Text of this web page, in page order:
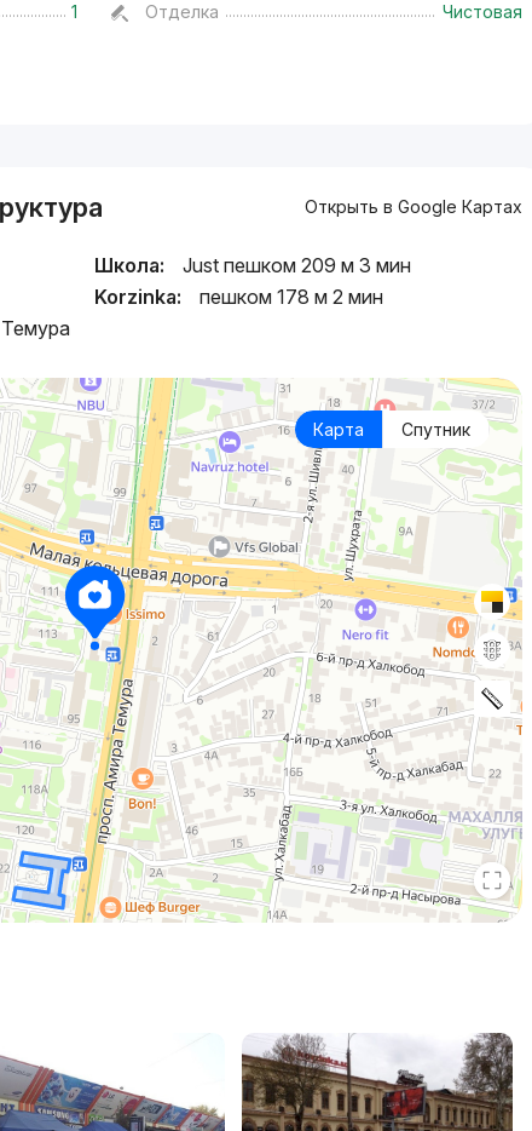
1 Отделка Чистовая
Открыть в Google Картах
Школа:
Just пешком 209 м 3 мин
Korzinka:
пешком 178 м 2 мин
Карта Спутник